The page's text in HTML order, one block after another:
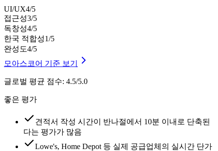
UI/UX4/5
접근성3/5
독창성4/5
한국 적합성1/5
완성도4/5
모아스코어 기준 보기
글로벌 평균 점수: 4.5/5.0
좋은 평가
견적서 작성 시간이 반나절에서 10분 이내로 단축된
다는 평가가 많음
Lowe's, Home Depot 등 실제 공급업체의 실시간 단가